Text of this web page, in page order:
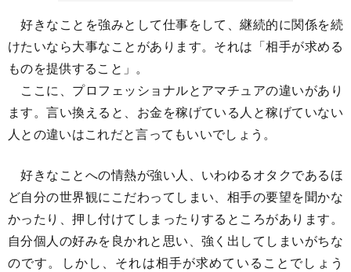
好きなことを強みとして仕事をして、継続的に関係を続
けたいなら大事なことがあります。それは「相手が求める
ものを提供すること」。
ここに、プロフェッショナルとアマチュアの違いがあり
ます。言い換えると、お金を稼げている人と稼げていない
人との違いはこれだと言ってもいいでしょう。
好きなことへの情熱が強い人、いわゆるオタクであるほ
ど自分の世界観にこだわってしまい、相手の要望を聞かな
かったり、押し付けてしまったりするところがあります。
自分個人の好みを良かれと思い、強く出してしまいがちな
のです。しかし、それは相手が求めていることでしょう